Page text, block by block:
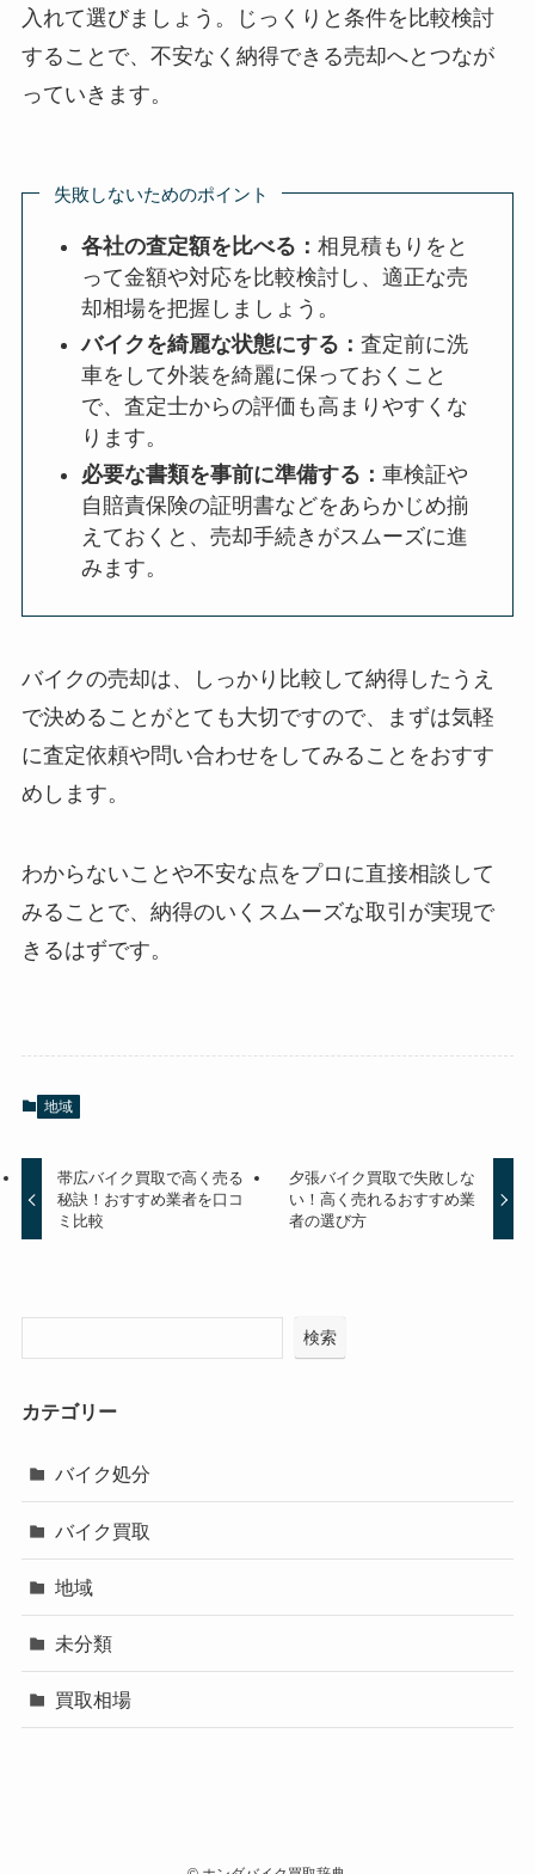
入れて選びましょう。じっくりと条件を比較検討
することで、不安なく納得できる売却へとつなが
っていきます。
失敗しないためのポイント
各社の査定額を比べる：相見積もりをと
って金額や対応を比較検討し、適正な売
却相場を把握しましょう。
バイクを綺麗な状態にする：査定前に洗
車をして外装を綺麗に保っておくこと
で、査定士からの評価も高まりやすくな
ります。
必要な書類を事前に準備する：車検証や
自賠責保険の証明書などをあらかじめ揃
えておくと、売却手続きがスムーズに進
みます。
バイクの売却は、しっかり比較して納得したうえ
で決めることがとても大切ですので、まずは気軽
に査定依頼や問い合わせをしてみることをおすす
めします。
わからないことや不安な点をプロに直接相談して
みる ことで、納得のいくスムーズな取引が実現で
きるはずです。
地域
帯広バイク買取で高く売る
秘訣！おすすめ業者を口コ
ミ比較
夕張バイク買取で失敗しな
い！高く売れるおすすめ業
者の選び方
検索
カテゴリー
バイク処分
バイク買取
地域
未分類
買取相場